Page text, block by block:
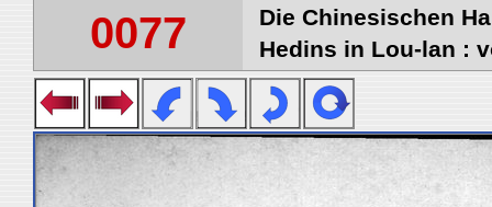
0077
Die Chinesischen
Hedins in Lou-lan :